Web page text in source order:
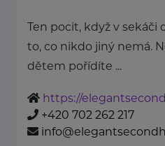
Ten pocit, když v sekáči
to, co nikdo jiný nemá.
dětem pořídíte ...
https://
+420 702 262 217